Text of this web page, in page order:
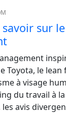
savoir sur
Toyota, le lean
à visage
du travail à
avis